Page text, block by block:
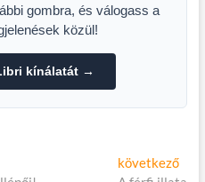
gombra, és válogass a
közül!
kínálatát →
következő